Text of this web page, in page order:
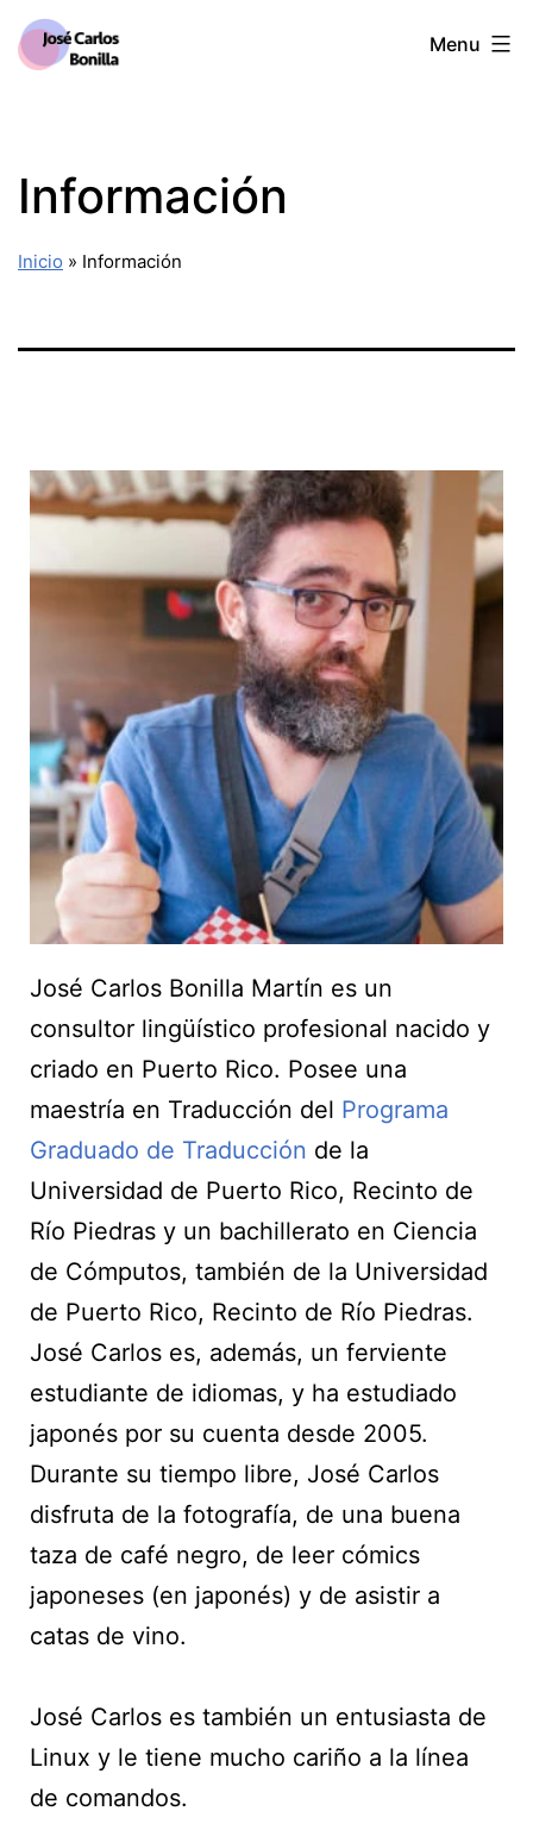
Menu
Información
Inicio » Información
José Carlos Bonilla Martín es un
consultor lingüístico profesional nacido y
criado en Puerto Rico. Posee una
maestría en Traducción del Programa
Graduado de Traducción de la
Universidad de Puerto Rico, Recinto de
Río Piedras y un bachillerato en Ciencia
de Cómputos, también de la Universidad
de Puerto Rico, Recinto de Río Piedras.
José Carlos es, además, un ferviente
estudiante de idiomas, y ha estudiado
japonés por su cuenta desde 2005.
Durante su tiempo libre, José Carlos
disfruta de la fotografía, de una buena
taza de café negro, de leer cómics
japoneses (en japonés) y de asistir a
catas de vino.
José Carlos es también un entusiasta de
Linux y le tiene mucho cariño a la línea
de comandos.